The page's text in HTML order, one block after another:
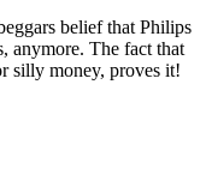
belief that Philips
anymore. The fact that
silly money, proves it!